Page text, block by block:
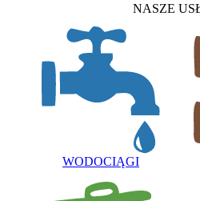
NASZE
WODOCIĄGI